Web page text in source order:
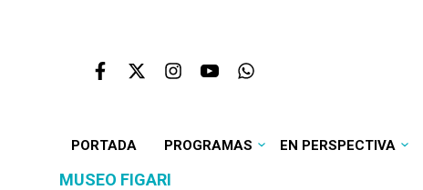
PORTADA PROGRAMAS EN PERSPECTIVA
MUSEO FIGARI